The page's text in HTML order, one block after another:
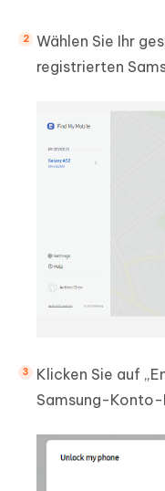
Wählen Sie Ihr
registrierten
Klicken Sie auf
Samsung-Konto-